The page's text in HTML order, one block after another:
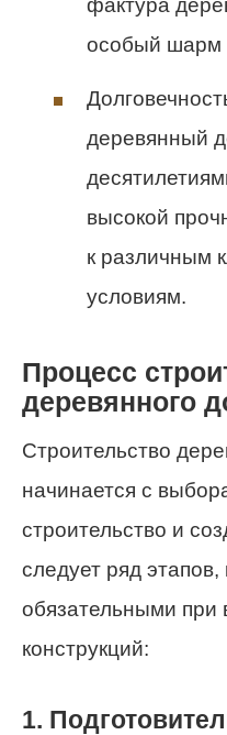
фактура
особый шарм
деревянный
высокой
к различным
условиям.
Процесс
деревянного
Строительство
начинается с
строительство и
следует ряд
обязательными при
конструкций:
1.